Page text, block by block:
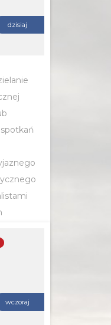
Firma: Centrum Psychoterapii i Coachingu Synergia
dzisiaj
Firma: MODERN LIVING - ANNA FILIPKOWSKI
wczoraj